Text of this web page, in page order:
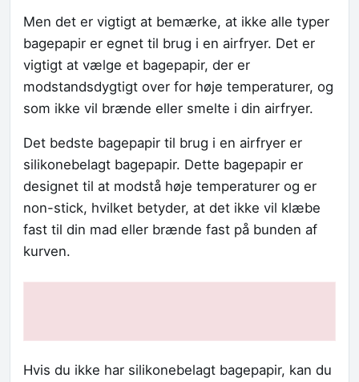
Men det er vigtigt at bemærke, at ikke alle typer
bagepapir er egnet til brug i en airfryer. Det er
vigtigt at vælge et bagepapir, der er
modstandsdygtigt over for høje temperaturer, og
som ikke vil brænde eller smelte i din airfryer.
Det bedste bagepapir til brug i en airfryer er
silikonebelagt bagepapir. Dette bagepapir er
designet til at modstå høje temperaturer og er
non-stick, hvilket betyder, at det ikke vil klæbe
fast til din mad eller brænde fast på bunden af
kurven.
Hvis du ikke har silikonebelagt bagepapir, kan du